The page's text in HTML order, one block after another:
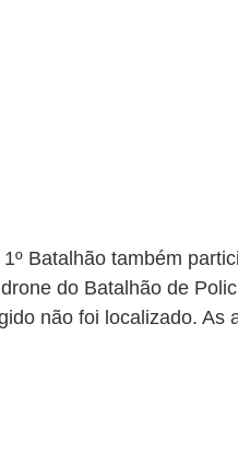
Batalhão também
do Batalhão de
não foi localizado. As